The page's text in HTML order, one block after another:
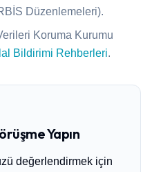
Düzenlemeleri).
Koruma Kurumu
Bildirimi Rehberleri.
Yapın
değerlendirmek için